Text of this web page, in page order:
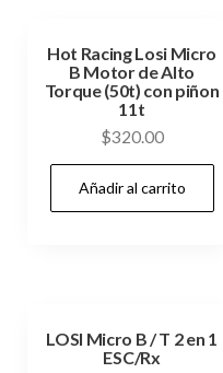
Hot Racing Losi Micro
B Motor de Alto
Torque (50t) con piñon
11t
$320.00
Añadir al carrito
LOSI Micro B / T 2 en 1
ESC/Rx